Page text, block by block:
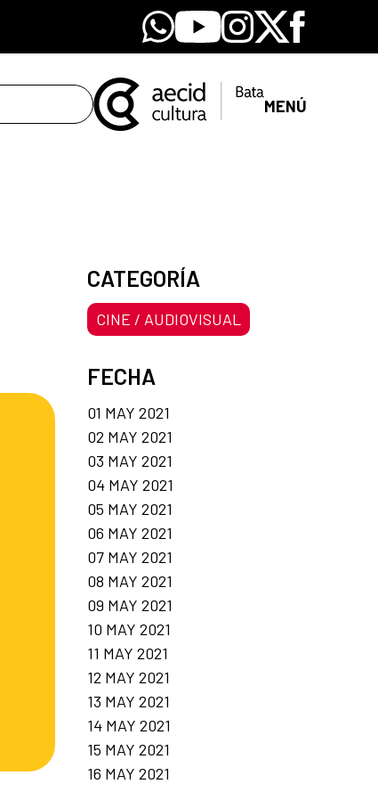
Whatsapp
YoutubeInstagram
X Facebook
MENÚ
CATEGORÍA
CINE / AUDIOVISUAL
FECHA
01 MAY 2021
02 MAY 2021
03 MAY 2021
04 MAY 2021
05 MAY 2021
06 MAY 2021
07 MAY 2021
08 MAY 2021
09 MAY 2021
10 MAY 2021
11 MAY 2021
12 MAY 2021
13 MAY 2021
14 MAY 2021
15 MAY 2021
16 MAY 2021